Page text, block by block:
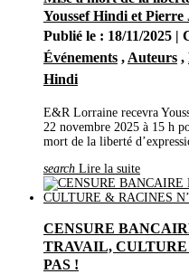
Youssef Hindi et
Publié le : 18/11/2025 |
Événements ,Auteurs ,
Hindi
E&R Lorraine recevra
22 novembre 2025 à 15 h
mort de la liberté
search Lire la suite
CENSURE
TRAVAIL,
PAS !